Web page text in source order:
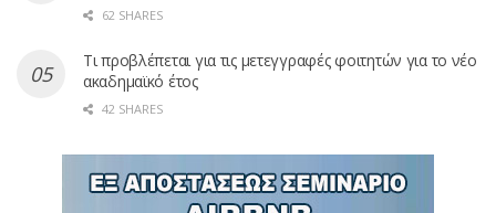
62 SHARES
Τι προβλέπεται για τις μετεγγραφές φοιτητών για το νέο
ακαδημαϊκό έτος
42 SHARES